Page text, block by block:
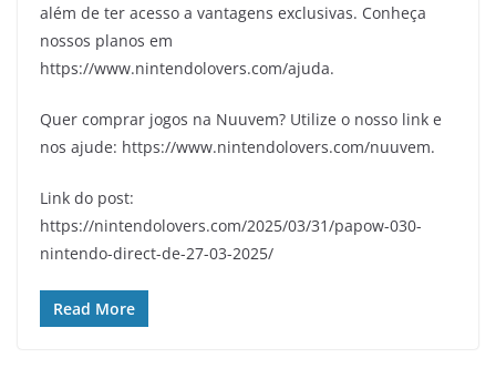
além de ter acesso a vantagens exclusivas. Conheça
nossos planos em
https://www.nintendolovers.com/ajuda.
Quer comprar jogos na Nuuvem? Utilize o nosso link e
nos ajude: https://www.nintendolovers.com/nuuvem.
Link do post:
https://nintendolovers.com/2025/03/31/papow-030-
nintendo-direct-de-27-03-2025/
Read More